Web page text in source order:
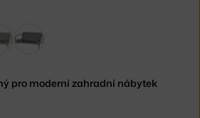
pro moderní zahradní nábytek